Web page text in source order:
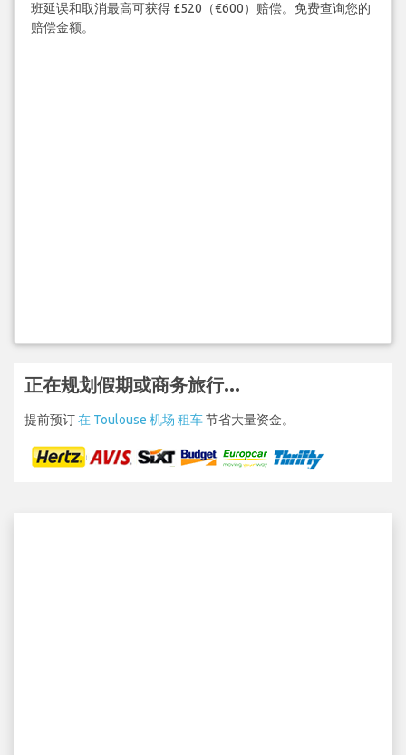
班延误和取消最高可获得 £520（€600）赔偿。免费查询您的
赔偿金额。
正在规划假期或商务旅行...
提前预订在 Toulouse 机场 租车节省大量资金。